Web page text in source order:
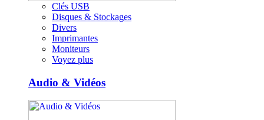
Clés USB
Disques & Stockages
Divers
Imprimantes
Moniteurs
Voyez plus
Audio & Vidéos